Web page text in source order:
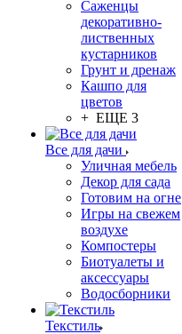
Саженцы
декоративно-
лиственных
кустарников
Грунт и дренаж
Кашпо для
цветов
+ ЕЩЕ 3
Все для дачи
Уличная мебель
Декор для сада
Готовим на огне
Игры на свежем
воздухе
Компостеры
Биотуалеты и
аксессуары
Водосборники
Текстиль